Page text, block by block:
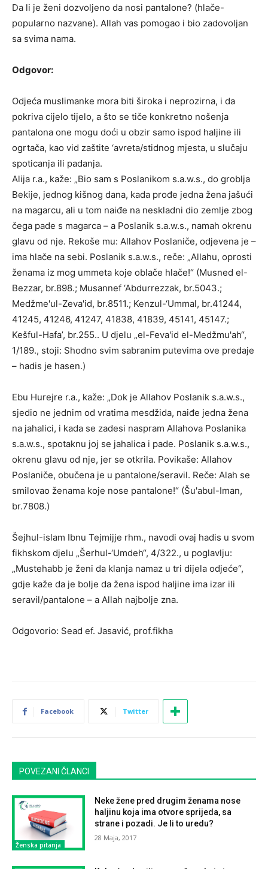
Da li je ženi dozvoljeno da nosi pantalone? (hlače-
popularno nazvane). Allah vas pomogao i bio zadovoljan
sa svima nama.
Odgovor:
Odjeća muslimanke mora biti široka i neprozirna, i da
pokriva cijelo tijelo, a što se tiče konkretno nošenja
pantalona one mogu doći u obzir samo ispod haljine ili
ogrtača, kao vid zaštite ‘avreta/stidnog mjesta, u slučaju
spoticanja ili padanja.
Alija r.a., kaže: „Bio sam s Poslanikom s.a.w.s., do groblja
Bekije, jednog kišnog dana, kada prođe jedna žena jašući
na magarcu, ali u tom naiđe na neskladni dio zemlje zbog
čega pade s magarca – a Poslanik s.a.w.s., namah okrenu
glavu od nje. Rekoše mu: Allahov Poslaniče, odjevena je –
ima hlače na sebi. Poslanik s.a.w.s., reče: „Allahu, oprosti
ženama iz mog ummeta koje oblače hlače!“ (Musned el-
Bezzar, br.898.; Musannef ‘Abdurrezzak, br.5043.;
Medžme'ul-Zeva'id, br.8511.; Kenzul-‘Ummal, br.41244,
41245, 41246, 41247, 41838, 41839, 45141, 45147.;
Kešful-Hafa’, br.255.. U djelu „el-Feva'id el-Medžmu'ah“,
1/189., stoji: Shodno svim sabranim putevima ove predaje
– hadis je hasen.)
Ebu Hurejre r.a., kaže: „Dok je Allahov Poslanik s.a.w.s.,
sjedio ne jednim od vratima mesdžida, naiđe jedna žena
na jahalici, i kada se zadesi naspram Allahova Poslanika
s.a.w.s., spotaknu joj se jahalica i pade. Poslanik s.a.w.s.,
okrenu glavu od nje, jer se otkrila. Povikaše: Allahov
Poslaniče, obučena je u pantalone/seravil. Reče: Alah se
smilovao ženama koje nose pantalone!“ (Šu'abul-Iman,
br.7808.)
Šejhul-islam Ibnu Tejmijje rhm., navodi ovaj hadis u svom
fikhskom djelu „Šerhul-‘Umdeh“, 4/322., u poglavlju:
„Mustehabb je ženi da klanja namaz u tri dijela odjeće“,
gdje kaže da je bolje da žena ispod haljine ima izar ili
seravil/pantalone – a Allah najbolje zna.
Odgovorio: Sead ef. Jasavić, prof.fikha
Facebook Twitter
POVEZANI ČLANCI
Ženska pitanja
Neke žene pred drugim ženama nose
haljinu koja ima otvore sprijeda, sa
strane i pozadi. Je li to uredu?
28 Maja, 2017